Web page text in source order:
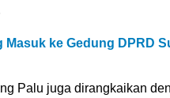
Masuk ke Gedung DPRD
Palu juga dirangkaikan